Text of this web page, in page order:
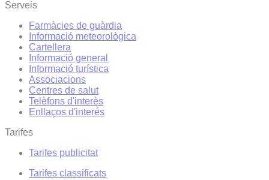
Serveis
Farmàcies de guàrdia
Informació meteorològica
Cartellera
Informació general
Informació turística
Associacions
Centres de salut
Telèfons d'interès
Enllaços d'interés
Tarifes
Tarifes publicitat
Tarifes classificats